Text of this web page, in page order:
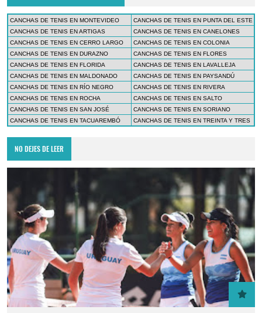
CANCHAS DE TENIS EN MONTEVIDEO
CANCHAS DE TENIS EN PUNTA DEL ESTE
CANCHAS DE TENIS EN ARTIGAS
CANCHAS DE TENIS EN CANELONES
CANCHAS DE TENIS EN CERRO LARGO
CANCHAS DE TENIS EN COLONIA
CANCHAS DE TENIS EN DURAZNO
CANCHAS DE TENIS EN FLORES
CANCHAS DE TENIS EN FLORIDA
CANCHAS DE TENIS EN LAVALLEJA
CANCHAS DE TENIS EN MALDONADO
CANCHAS DE TENIS EN PAYSANDÚ
CANCHAS DE TENIS EN RÍO NEGRO
CANCHAS DE TENIS EN RIVERA
CANCHAS DE TENIS EN ROCHA
CANCHAS DE TENIS EN SALTO
CANCHAS DE TENIS EN SAN JOSÉ
CANCHAS DE TENIS EN SORIANO
CANCHAS DE TENIS EN TACUAREMBÓ
CANCHAS DE TENIS EN TREINTA Y TRES
NO DEJES DE LEER